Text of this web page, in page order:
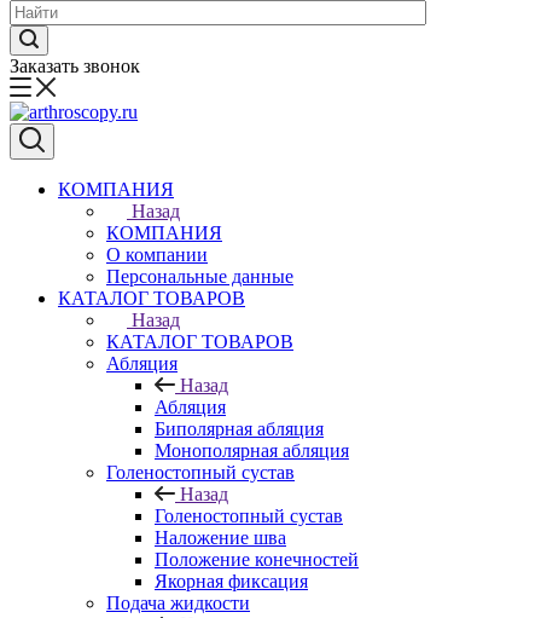
Заказать звонок
КОМПАНИЯ
Назад
КОМПАНИЯ
О компании
Персональные данные
КАТАЛОГ ТОВАРОВ
Назад
КАТАЛОГ ТОВАРОВ
Абляция
Назад
Абляция
Биполярная абляция
Монополярная абляция
Голеностопный сустав
Назад
Голеностопный сустав
Наложение шва
Положение конечностей
Якорная фиксация
Подача жидкости